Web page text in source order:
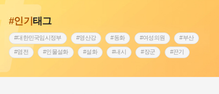
#인기태그
#대한민국임시정부 #영산강 #동화 #여성의원 #부산
#염전 #인물설화 #설화 #내시 #장군 #끈기